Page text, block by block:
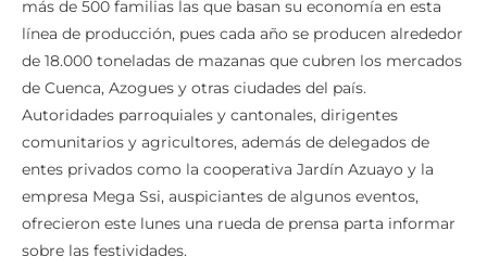
más de 500 familias las que basan su economía en esta
línea de producción, pues cada año se producen alrededor
de 18.000 toneladas de mazanas que cubren los mercados
de Cuenca, Azogues y otras ciudades del país.
Autoridades parroquiales y cantonales, dirigentes
comunitarios y agricultores, además de delegados de
entes privados como la cooperativa Jardín Azuayo y la
empresa Mega Ssi, auspiciantes de algunos eventos,
ofrecieron este lunes una rueda de prensa parta informar
sobre las festividades.